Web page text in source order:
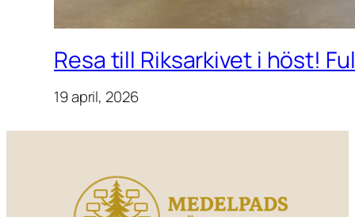
Resa till Riksarkivet i höst!
19 april, 2026